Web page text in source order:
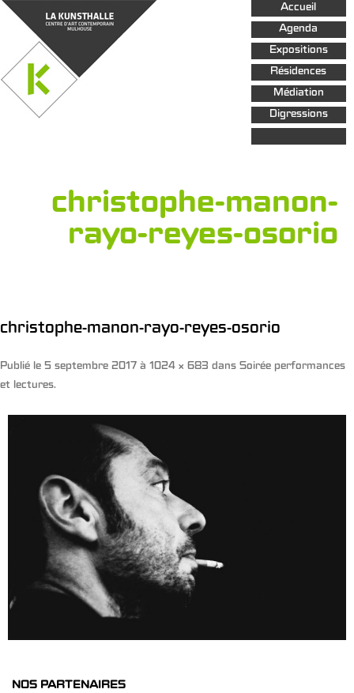
Aller au
contenu
principal
Accueil
Agenda
Expositions
Résidences
Médiation
Digressions
christophe-manon-
rayo-reyes-osorio
christophe-manon-rayo-reyes-osorio
Publié le 5 septembre 2017 à 1024 × 683 dans Soirée performances
et lectures.
NOS PARTENAIRES